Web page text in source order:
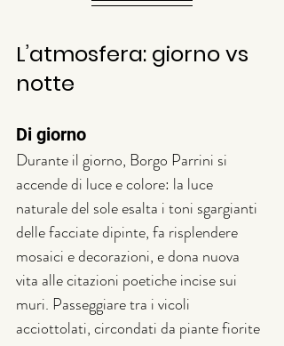
L’atmosfera: giorno vs
notte
Di giorno
Durante il giorno, Borgo Parrini si
accende di luce e colore: la luce
naturale del sole esalta i toni sgargianti
delle facciate dipinte, fa risplendere
mosaici e decorazioni, e dona nuova
vita alle citazioni poetiche incise sui
muri. Passeggiare tra i vicoli
acciottolati, circondati da piante fiorite